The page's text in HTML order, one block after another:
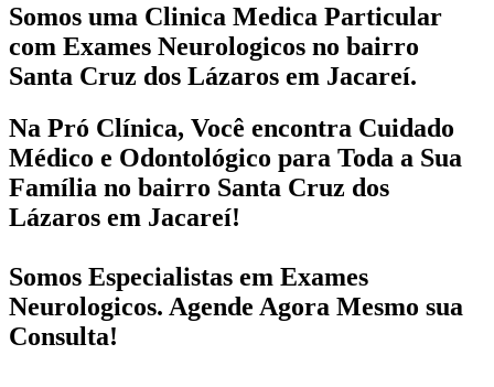
Somos uma Clinica Medica Particular
com Exames Neurologicos no bairro
Santa Cruz dos Lázaros em Jacareí.
Na Pró Clínica, Você encontra Cuidado
Médico e Odontológico para Toda a Sua
Família no bairro Santa Cruz dos
Lázaros em Jacareí!
Somos Especialistas em Exames
Neurologicos. Agende Agora Mesmo sua
Consulta!